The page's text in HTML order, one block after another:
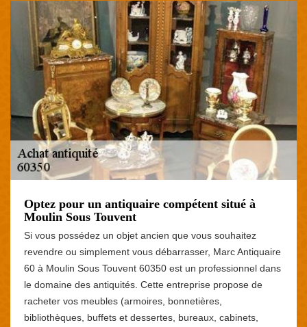
Optez pour un antiquaire compétent situé à
Moulin Sous Touvent
Si vous possédez un objet ancien que vous souhaitez
revendre ou simplement vous débarrasser, Marc Antiquaire
60 à Moulin Sous Touvent 60350 est un professionnel dans
le domaine des antiquités. Cette entreprise propose de
racheter vos meubles (armoires, bonnetières,
bibliothèques, buffets et dessertes, bureaux, cabinets,